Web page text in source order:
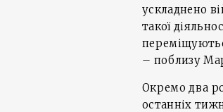
ускладнено
такої
– поблизу
Окремо два
останніх